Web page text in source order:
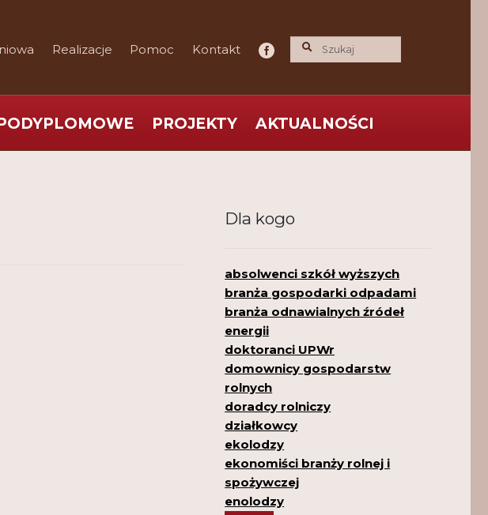
Realizacje Pomoc Kontakt
PROJEKTY AKTUALNOŚCI
Dla kogo
absolwenci szkół wyższych
branża gospodarki odpadami
branża odnawialnych źródeł
energii
doktoranci UPWr
domownicy gospodarstw
rolnych
doradcy rolniczy
działkowcy
ekolodzy
ekonomiści branży rolnej i
spożywczej
enolodzy